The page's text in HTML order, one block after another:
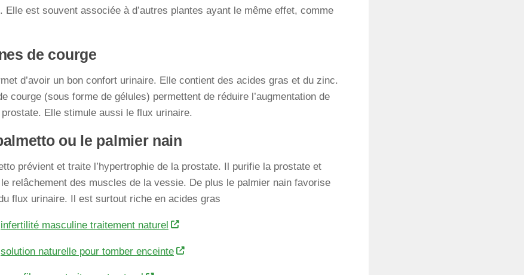
Elle est souvent associée à d’autres plantes ayant le même effet, comme
de courge
d’avoir un bon confort urinaire. Elle contient des acides gras et du zinc.
courge (sous forme de gélules) permettent de réduire l’augmentation de
Elle stimule aussi le flux urinaire.
ou le palmier nain
prévient et traite l’hypertrophie de la prostate. Il purifie la prostate et
relâchement des muscles de la vessie. De plus le palmier nain favorise
flux urinaire. Il est surtout riche en acides gras
infertilité masculine traitement naturel
solution naturelle pour tomber enceinte